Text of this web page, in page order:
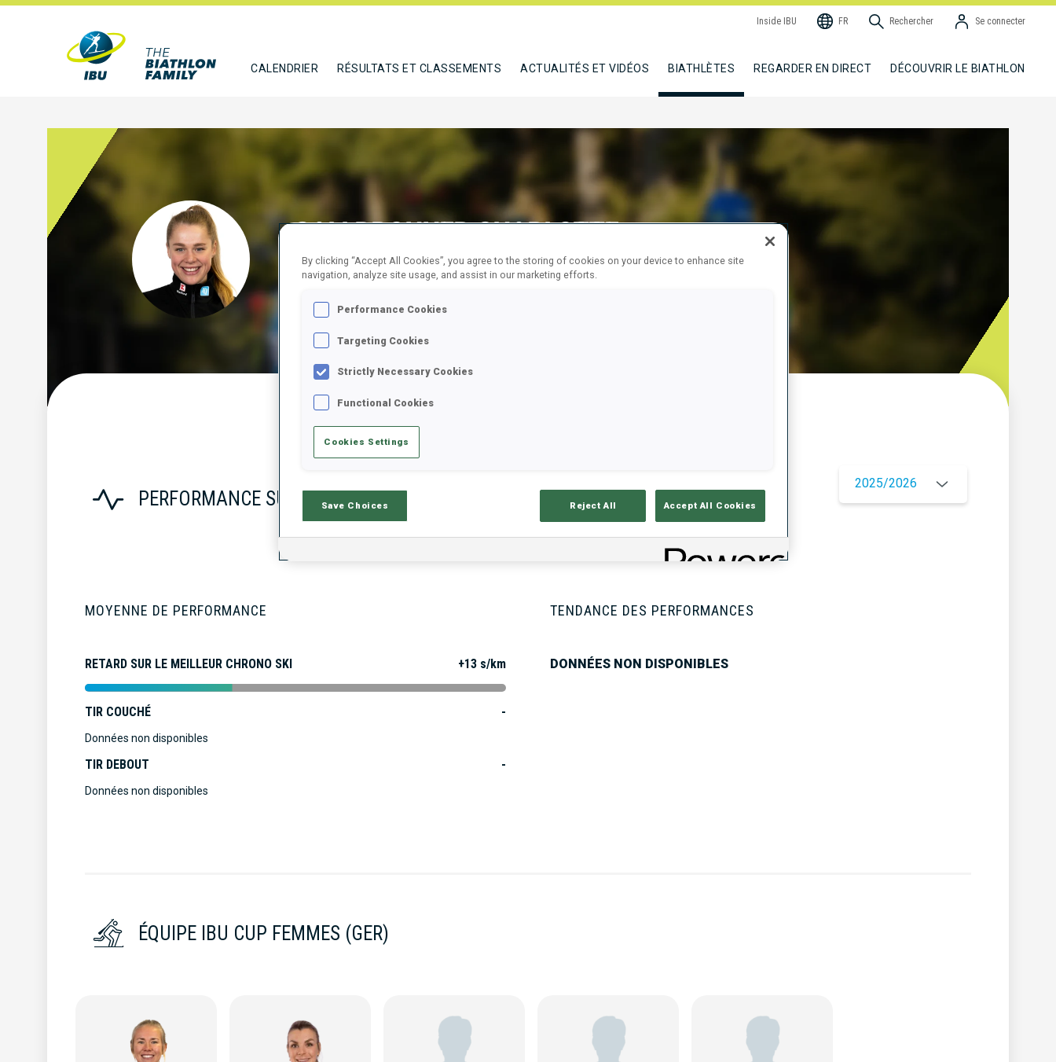
Inside IBU FR Rechercher Se connecter
CALENDRIER RÉSULTATS ET CLASSEMENTS ACTUALITÉS ET VIDÉOS BIATHLÈTES REGARDER EN DIRECT DÉCOUVRIR LE BIATHLON
GALLBRONNER CHARLOTTE
GER
PERFORMANCE SUR LA SAISON
2025/2026
MOYENNE DE PERFORMANCE
RETARD SUR LE MEILLEUR CHRONO SKI +13 s/km
TIR COUCHÉ -
Données non disponibles
TIR DEBOUT -
Données non disponibles
TENDANCE DES PERFORMANCES
DONNÉES NON DISPONIBLES
ÉQUIPE IBU CUP FEMMES (GER)
By clicking “Accept All Cookies”, you agree to the storing of cookies on your device to enhance site
navigation, analyze site usage, and assist in our marketing efforts.
Performance Cookies
Targeting Cookies
Strictly Necessary Cookies
Functional Cookies
Cookies Settings
Save Choices Reject All Accept All Cookies